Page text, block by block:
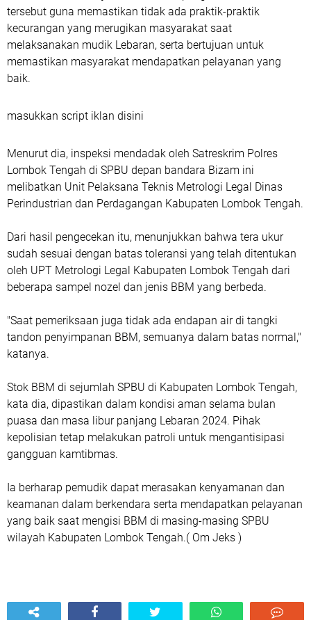
tersebut guna memastikan tidak ada praktik-praktik
kecurangan yang merugikan masyarakat saat
melaksanakan mudik Lebaran, serta bertujuan untuk
memastikan masyarakat mendapatkan pelayanan yang
baik.
masukkan script iklan disini
Menurut dia, inspeksi mendadak oleh Satreskrim Polres
Lombok Tengah di SPBU depan bandara Bizam ini
melibatkan Unit Pelaksana Teknis Metrologi Legal Dinas
Perindustrian dan Perdagangan Kabupaten Lombok Tengah.
Dari hasil pengecekan itu, menunjukkan bahwa tera ukur
sudah sesuai dengan batas toleransi yang telah ditentukan
oleh UPT Metrologi Legal Kabupaten Lombok Tengah dari
beberapa sampel nozel dan jenis BBM yang berbeda.
"Saat pemeriksaan juga tidak ada endapan air di tangki
tandon penyimpanan BBM, semuanya dalam batas normal,"
katanya.
Stok BBM di sejumlah SPBU di Kabupaten Lombok Tengah,
kata dia, dipastikan dalam kondisi aman selama bulan
puasa dan masa libur panjang Lebaran 2024. Pihak
kepolisian tetap melakukan patroli untuk mengantisipasi
gangguan kamtibmas.
Ia berharap pemudik dapat merasakan kenyamanan dan
keamanan dalam berkendara serta mendapatkan pelayanan
yang baik saat mengisi BBM di masing-masing SPBU
wilayah Kabupaten Lombok Tengah.( Om Jeks )